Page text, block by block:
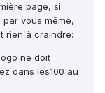
page, si
vous même,
rien à craindre:
ne doit
dans les100 au